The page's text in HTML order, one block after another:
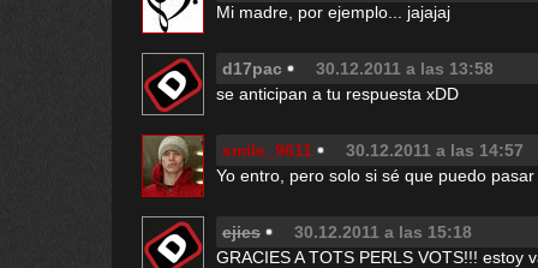
Mi madre, por ejemplo... jajajaj
d17pac
30.12.2011 a las 13:58
se anticipan a tu respuesta xDD
smile_9611
30.12.2011 a las 14:57
Yo entro, pero solo si sé que puedo
ejies
30.12.2011 a las 15:18
GRACIES A TOTS PERLS VOTS!!! estoy